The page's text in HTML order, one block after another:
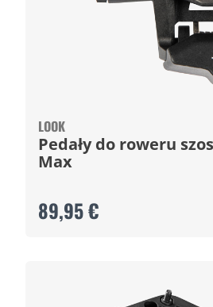
LOOK
Pedały do roweru
Max
89,95 €